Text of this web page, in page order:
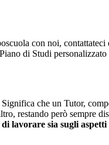
con noi,
di Studi
che un Tutor,
restando però sempre
lavorare sia sugli